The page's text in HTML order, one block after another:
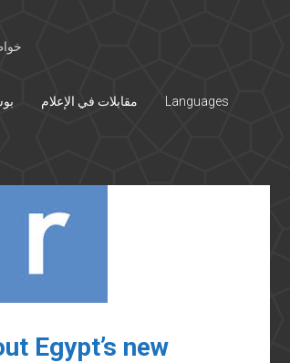
مقابلات في الإعلام Languages
Egypt’s new